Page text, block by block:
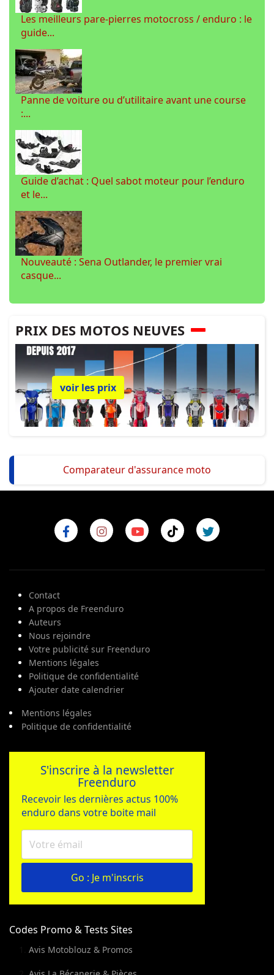
Les meilleurs pare-pierres motocross / enduro : le
guide...
Panne de voiture ou d’utilitaire avant une course
:...
Guide d’achat : Quel sabot moteur pour l’enduro
et le...
Nouveauté : Sena Outlander, le premier vrai
casque...
PRIX DES MOTOS NEUVES
voir les prix
Comparateur d'assurance moto
Contact
A propos de Freenduro
Auteurs
Nous rejoindre
Votre publicité sur Freenduro
Mentions légales
Politique de confidentialité
Ajouter date calendrier
Mentions légales
Politique de confidentialité
S'inscrire à la newsletter
Freenduro
Recevoir les dernières actus 100%
enduro dans votre boite mail
Go : Je m'inscris
Codes Promo & Tests Sites
Avis Motoblouz & Promos